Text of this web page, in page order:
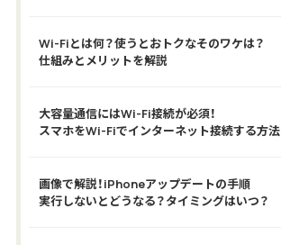
Wi-Fiとは何？使うとおトクなそのワケは？
仕組みとメリットを解説
大容量通信にはWi-Fi接続が必須！
スマホをWi-Fiでインターネット接続する方法
画像で解説！iPhoneアップデートの手順
実行しないとどうなる？タイミングはいつ？